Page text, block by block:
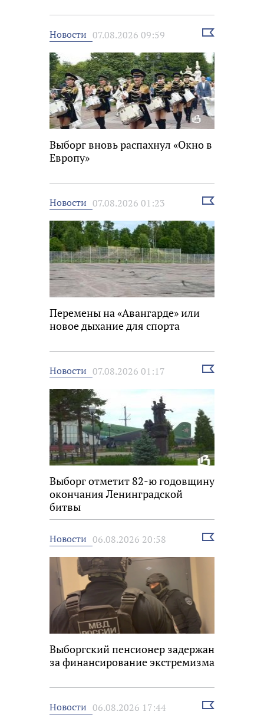
Новости 07.08.2026 09:59
Выбрать
Выборг вновь распахнул «Окно в
Европу»
Новости 07.08.2026 01:23
Выбрать
Перемены на «Авангарде» или
новое дыхание для спорта
Новости 07.08.2026 01:17
Выбрать
Выборг отметит 82-ю годовщину
окончания Ленинградской
битвы
Новости 06.08.2026 20:58
Выбрать
Выборгский пенсионер задержан
за финансирование экстремизма
Новости 06.08.2026 17:44
Выбрать